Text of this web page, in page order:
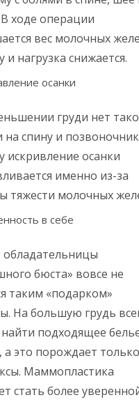
ходе операции
вес молочных
и нагрузка снижается.
осанки
груди нет
на спину и
искривление осанки
именно из-за
тяжести молочных
в себе
бюста» вовсе не
таким «подарком»
На большую грудь
подходящее
а это порождает только
Маммопластика
стать более